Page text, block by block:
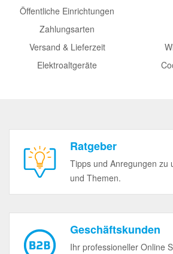
Öffentliche Einrichtungen
Zahlungsarten
Versand & Lieferzeit
Elektroaltgeräte
Ratgeber
Tipps und Anregungen zu
und Themen.
Geschäftskunden
Ihr professioneller Online